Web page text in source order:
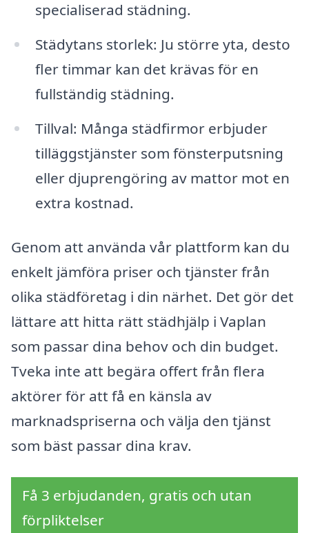
specialiserad städning.
Städytans storlek: Ju större yta, desto
fler timmar kan det krävas för en
fullständig städning.
Tillval: Många städfirmor erbjuder
tilläggstjänster som fönsterputsning
eller djuprengöring av mattor mot en
extra kostnad.
Genom att använda vår plattform kan du
enkelt jämföra priser och tjänster från
olika städföretag i din närhet. Det gör det
lättare att hitta rätt städhjälp i Vaplan
som passar dina behov och din budget.
Tveka inte att begära offert från flera
aktörer för att få en känsla av
marknadspriserna och välja den tjänst
som bäst passar dina krav.
Få 3 erbjudanden, gratis och utan
förpliktelser